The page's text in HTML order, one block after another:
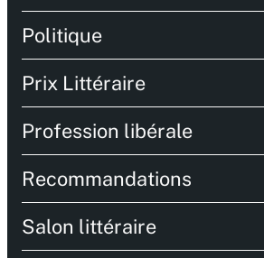
Politique
Prix Littéraire
Profession libérale
Recommandations
Salon littéraire